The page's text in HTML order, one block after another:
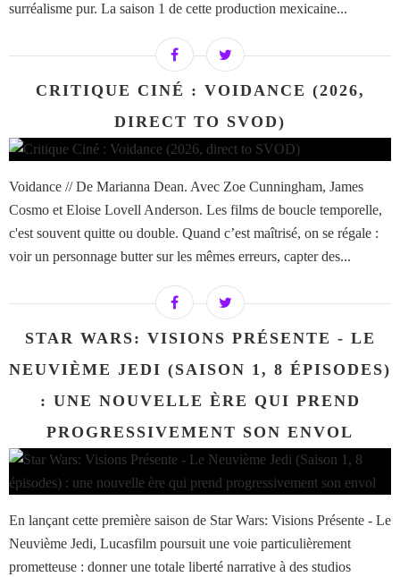
surréalisme pur. La saison 1 de cette production mexicaine...
CRITIQUE CINÉ : VOIDANCE (2026,
DIRECT TO SVOD)
Voidance // De Marianna Dean. Avec Zoe Cunningham, James
Cosmo et Eloise Lovell Anderson. Les films de boucle temporelle,
c'est souvent quitte ou double. Quand c’est maîtrisé, on se régale :
voir un personnage butter sur les mêmes erreurs, capter des...
STAR WARS: VISIONS PRÉSENTE - LE
NEUVIÈME JEDI (SAISON 1, 8 ÉPISODES)
: UNE NOUVELLE ÈRE QUI PREND
PROGRESSIVEMENT SON ENVOL
En lançant cette première saison de Star Wars: Visions Présente - Le
Neuvième Jedi, Lucasfilm poursuit une voie particulièrement
prometteuse : donner une totale liberté narrative à des studios